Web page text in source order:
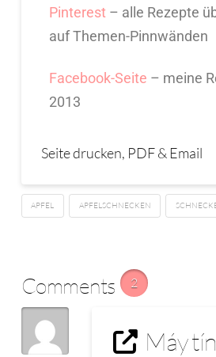
Pinterest– alle Rezepte
auf Themen-Pinnwänden
Facebook-Seite – meine
2013
Seite drucken, PDF & Email
APFEL APFELSCHNECKEN
Comments 2
Máy